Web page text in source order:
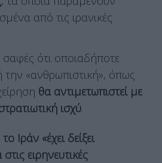
από τις ιρανικές
ότι οποιαδήποτε
«ανθρωπιστική», όπως
θα αντιμετωπιστεί με
ισχύ.
το Ιράν «έχει δείξει
ειρηνευτικές